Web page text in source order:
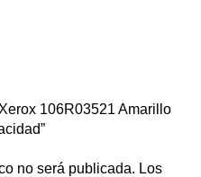
106R03521 Amarillo
no será publicada. Los